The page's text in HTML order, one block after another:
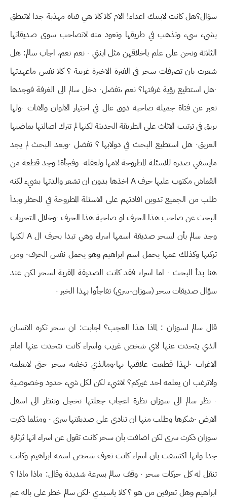
سؤال؟هل كانت لابنتك اعداء! الام كلا كلا هي فتاة مهذبة جدا لاتنطق
بشيء سيء وتذهب في طريقها وتعود منه لاتصاحب سوى صديقاتها
الثلاثة ونحن على علم باخلاقهن مثل ابنتي ٠ نعم نعم، اجاب سالم: هل
شعرت بان تصرفات سحر في الفترة الاخيرة غريبة ؟ كلا نفس ماعهدتها
٠هل استطيع رؤية غرفتها؟ نعم ،تفضل٠ دخل سالم الى الغرفة فوجدها
تعبر عن فتاة جميلة صاحبة ذوق عال في اختيار الالوان والاثاث ٠ولها
بريق في ترتيب الاثاث على الطريقة الحديثة لكنها لم تترك اصالتها بماضيها
العريق٠ هل استطيع البحث في دولابها ؟ تفضل ٠وبعد البحث لم يجد
مايشفي صدره للاسئلة المطروحة لامها ولعقله٠ وفجأة! وجد قطعة من
القماش مكتوب عليها حرف A اخذها بدون ان تشعر والدتها بشيء لكنه
طلب من الجميع تدوين افادتهم على الاسئلة المطروحة في المحظر وبدأ
البحث عن صاحب هذا الحرف او صاحبة هذا الحرف ٠وخلال التحريات
وجد سالم بأن لسحر صديقة اسمها اسراء وهي تبدا بحرف ال A لكنها
تركتها وكذلك عمها يحمل اسم ابراهيم وهو يحمل نفس الحرف٠ ومن
هنا بدأ البحث ٠ اما اسراء فقد كانت الصديقة المقربة لسحر لكن عند
سؤال صديقات سحر (سوزان-سرى) تفاجأوا بهذا الخبر ٠
قال سالم لسوزان : لماذا هذا العجب؟ اجابت: ان سحر تكره الانسان
الذي يتحدث عنها لاي شخص غريب واسراء كانت تتحدث عنها امام
الاغراب ٠لهذا قطعت علاقتها بها٠ومالذي تخفيه سحر حتى لايعلمه
ولاترغب ان يعلمه احد غيركم؟ لاشيء لكن لكل شيء حدود وخصوصية
٠ نظر سالم الى سوزان نظرة اعجاب جعلتها تخجل وتنظر الى اسفل
الارض ٠شكرها وطلب منها ان تنادي على صديقتها سرى ٠ ومثلما ذكرت
سوزان ذكرت سرى لكن اضافت بأن سحر كانت تقول عن اسراء انها ثرثارة
جدا وانها اكتشفت بان اسراء كانت تعرف شخص اسمه ابراهيم وكانت
تنقل له كل حركات سحر ٠ وقف سالم بسرعة شديدة وقال: ماذا ماذا ؟
ابراهيم وهل تعرفين من هو ؟ كلا ياسيدي ٠لكن سالم خطر على باله عم